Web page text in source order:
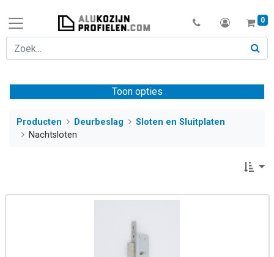
0
Toon opties
Producten Deurbeslag
Sloten en Sluitplaten
Nachtsloten